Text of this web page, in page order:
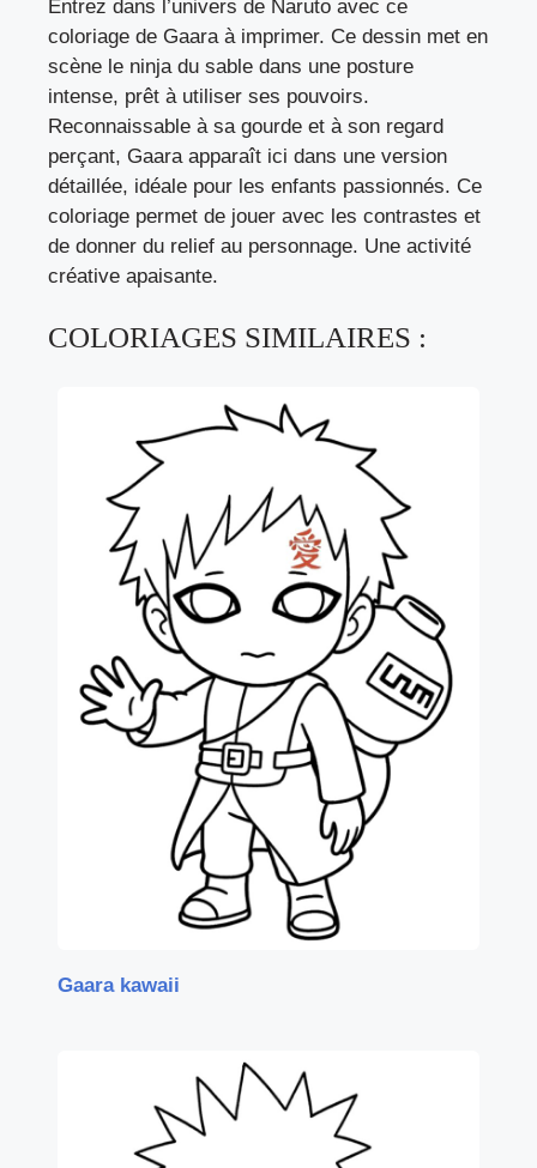
Entrez dans l’univers de Naruto avec ce
coloriage de Gaara à imprimer. Ce dessin met en
scène le ninja du sable dans une posture
intense, prêt à utiliser ses pouvoirs.
Reconnaissable à sa gourde et à son regard
perçant, Gaara apparaît ici dans une version
détaillée, idéale pour les enfants passionnés. Ce
coloriage permet de jouer avec les contrastes et
de donner du relief au personnage. Une activité
créative apaisante.
COLORIAGES SIMILAIRES :
Gaara kawaii